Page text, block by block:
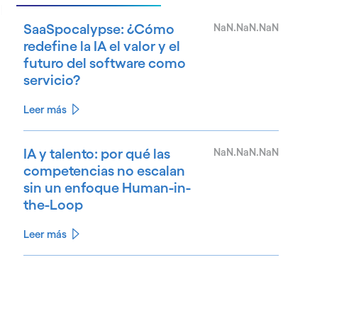
SaaSpocalypse: ¿Cómo
redefine la IA el valor y el
futuro del software como
servicio?
NaN.NaN.NaN
Leer más
IA y talento: por qué las
competencias no escalan
sin un enfoque Human-in-
the-Loop
NaN.NaN.NaN
Leer más